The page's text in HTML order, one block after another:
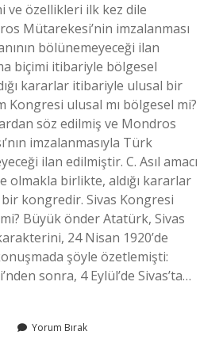
ve özellikleri ilk kez dile
Mütarekesi’nin imzalanması
bölünemeyeceği ilan
biçimi itibariyle bölgesel
kararlar itibariyle ulusal bir
Kongresi ulusal mı bölgesel mi?
söz edilmiş ve Mondros
imzalanmasıyla Türk
ilan edilmiştir. C. Asıl amacı
olmakla birlikte, aldığı kararlar
bir kongredir. Sivas Kongresi
Büyük önder Atatürk, Sivas
24 Nisan 1920’de
şöyle özetlemişti:
sonra, 4 Eylül’de Sivas’ta…
Yorum Bırak